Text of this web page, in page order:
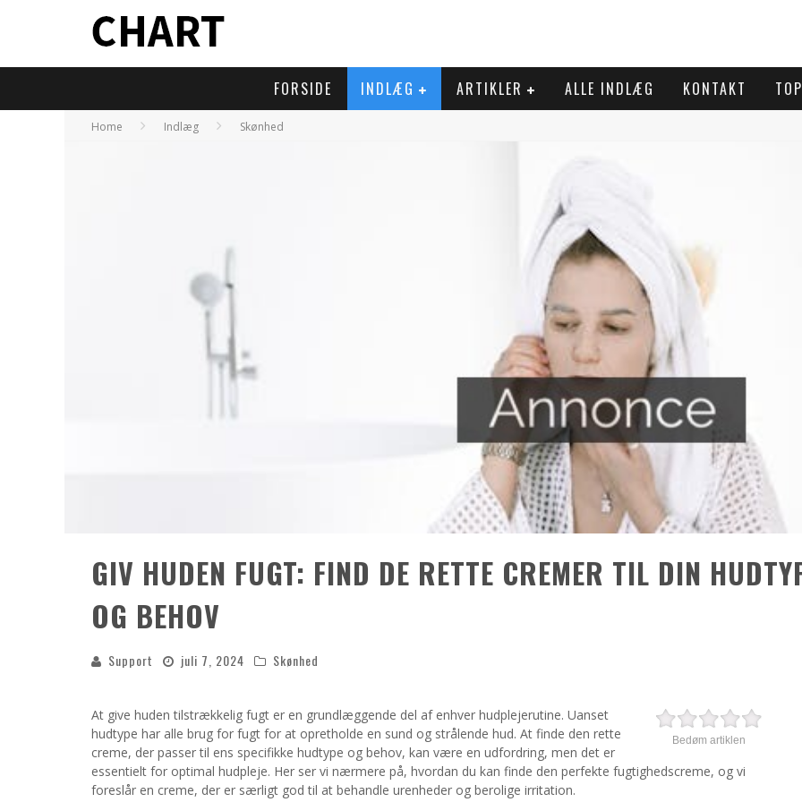
FORSIDE INDLÆG ARTIKLER ALLE INDLÆG KONTAKT
Home Indlæg Skønhed
GIV HUDEN FUGT: FIND DE RETTE CREMER TIL DIN
OG BEHOV
Support juli 7, 2024 Skønhed
Bedøm artiklen
At give huden tilstrækkelig fugt er en grundlæggende del af enhver hudplejerutine. Uanset
hudtype har alle brug for fugt for at opretholde en sund og strålende hud. At finde den rette
creme, der passer til ens specifikke hudtype og behov, kan være en udfordring, men det er
essentielt for optimal hudpleje. Her ser vi nærmere på, hvordan du kan finde den perfekte fugtighedscreme, og vi
foreslår en creme, der er særligt god til at behandle urenheder og berolige irritation.